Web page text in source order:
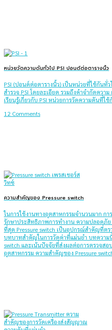
หน่วยวัดความดันทั่วไป PSI ปอนด์ต่อตารางนิ้ว
PSI (ปอนด์ต่อตารางนิ้ว) เป็นหน่วยที่ใช้กันทั่
สำรวจ PSI โดยละเอียด รวมถึงคำจำกัดคว
เรียนรู้เกี่ยวกับ PSI หน่วยการวัดความดันที่ใ
12 Comments
ความสำคัญของ Pressure switch
ในการใช้งานทางอุตสาหกรรมจำนวนมาก
รักษาประสิทธิภาพการทำงาน ความปลอดภั
ที่สุด Pressure switch เป็นอุปกรณ์สำคัญที่ต
บทบาทสำคัญในการวัดค่าที่แม่นยำ บทความ
switch และเน้นปัจจัยที่ส่งผลต่อการตรวจส
อุตสาหกรรม ความสำคัญของ Pressure